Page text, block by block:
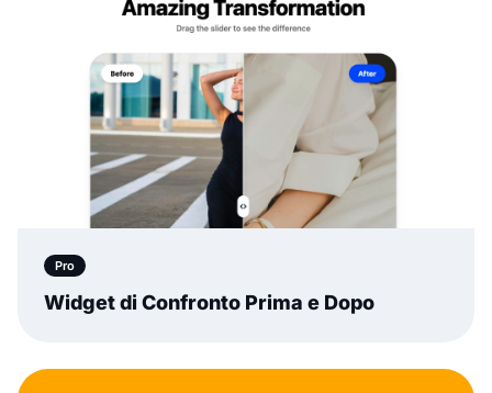
Pro
Widget di Confronto Prima e Dopo